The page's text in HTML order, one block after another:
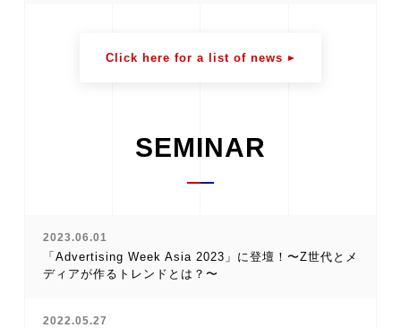
Click here for a list of news
SEMINAR
2023.06.01
「Advertising Week Asia 2023」に登壇！〜Z世代とメ
ディアが作るトレンドとは？〜
2022.05.27